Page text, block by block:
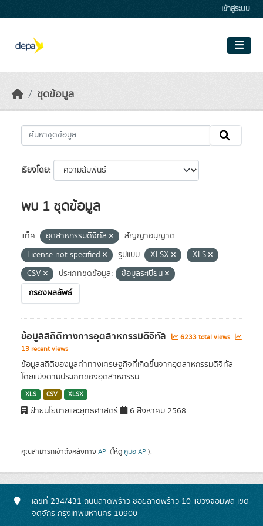
เข้าสู่ระบบ
ชุดข้อมูล
เรียงโดย
พบ 1 ชุดข้อมูล
แท็ค: อุตสาหกรรมดิจิทัล
สัญญาอนุญาต:
License not specified
รูปแบบ: XLSX
XLS
CSV
ประเภทชุดข้อมูล:
ข้อมูลระเบียน
กรองผลลัพธ์
ข้อมูลสถิติทางการอุตสาหกรรมดิจิทัล
6233 total views
13 recent views
ข้อมูลสถิติของมูลค่าทางเศรษฐกิจที่เกิดขึ้นจากอุตสาหกรรมดิจิทัล
โดยแบ่งตามประเภทของอุตสาหกรรม
XLS CSV XLSX
ฝ่ายนโยบายและยุทธศาสตร์ 6 สิงหาคม 2568
คุณสามารถเข้าถึงคลังทาง API (ให้ดู คู่มือ API).
เลขที่ 234/431 ถนนลาดพร้าว ซอยลาดพร้าว 10 แขวงจอมพล เขต
จตุจักร กรุงเทพมหานคร 10900